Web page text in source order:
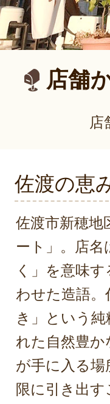
店舗
店
佐渡の恵
佐渡市新穂地
ート」。店
く」を意味
わせた造語
き」という
れた自然豊
が手に入る場
限に引き出